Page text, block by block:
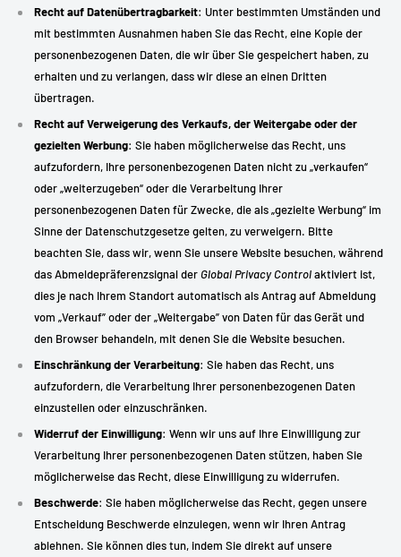
Recht auf Datenübertragbarkeit: Unter bestimmten Umständen und
mit bestimmten Ausnahmen haben Sie das Recht, eine Kopie der
personenbezogenen Daten, die wir über Sie gespeichert haben, zu
erhalten und zu verlangen, dass wir diese an einen Dritten
übertragen.
Recht auf Verweigerung des Verkaufs, der Weitergabe oder der
gezielten Werbung: Sie haben möglicherweise das Recht, uns
aufzufordern, Ihre personenbezogenen Daten nicht zu „verkaufen“
oder „weiterzugeben“ oder die Verarbeitung Ihrer
personenbezogenen Daten für Zwecke, die als „gezielte Werbung“ im
Sinne der Datenschutzgesetze gelten, zu verweigern. Bitte
beachten Sie, dass wir, wenn Sie unsere Website besuchen, während
das Abmeldepräferenzsignal derGlobal Privacy Controlaktiviert ist,
dies je nach Ihrem Standort automatisch als Antrag auf Abmeldung
vom „Verkauf” oder der „Weitergabe” von Daten für das Gerät und
den Browser behandeln, mit denen Sie die Website besuchen.
Einschränkung der Verarbeitung: Sie haben das Recht, uns
aufzufordern, die Verarbeitung Ihrer personenbezogenen Daten
einzustellen oder einzuschränken.
Widerruf der Einwilligung: Wenn wir uns auf Ihre Einwilligung zur
Verarbeitung Ihrer personenbezogenen Daten stützen, haben Sie
möglicherweise das Recht, diese Einwilligung zu widerrufen.
Beschwerde: Sie haben möglicherweise das Recht, gegen unsere
Entscheidung Beschwerde einzulegen, wenn wir Ihren Antrag
ablehnen. Sie können dies tun, indem Sie direkt auf unsere